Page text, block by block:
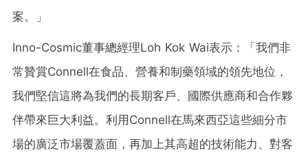
案。」
Inno-Cosmic董事總經理Loh Kok Wai表示：「我們非
常贊賞Connell在食品、營養和制藥領域的領先地位，
我們堅信這將為我們的長期客戶、國際供應商和合作夥
伴帶來巨大利益。利用Connell在馬來西亞這些細分市
場的廣泛市場覆蓋面，再加上其高超的技術能力、對客